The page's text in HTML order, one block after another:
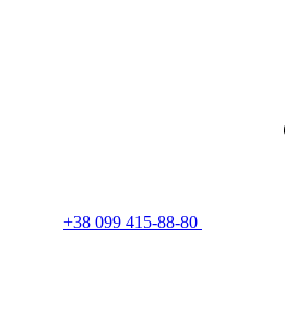
+38 099 415-88-80